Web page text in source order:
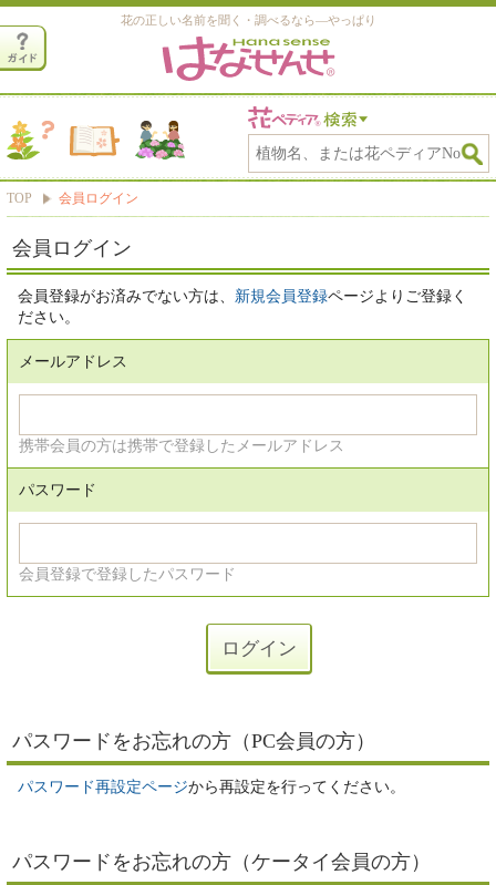
花の正しい名前を聞く・調べるなら―やっぱり
TOP 会員ログイン
会員ログイン
会員登録がお済みでない方は、 新規会員登録ページよりご登録く
ださい。
メールアドレス
携帯会員の方は携帯で登録したメールアドレス
パスワード
会員登録で登録したパスワード
パスワードをお忘れの方（PC会員の方）
パスワード再設定ページから再設定を行ってください。
パスワードをお忘れの方（ケータイ会員の方）